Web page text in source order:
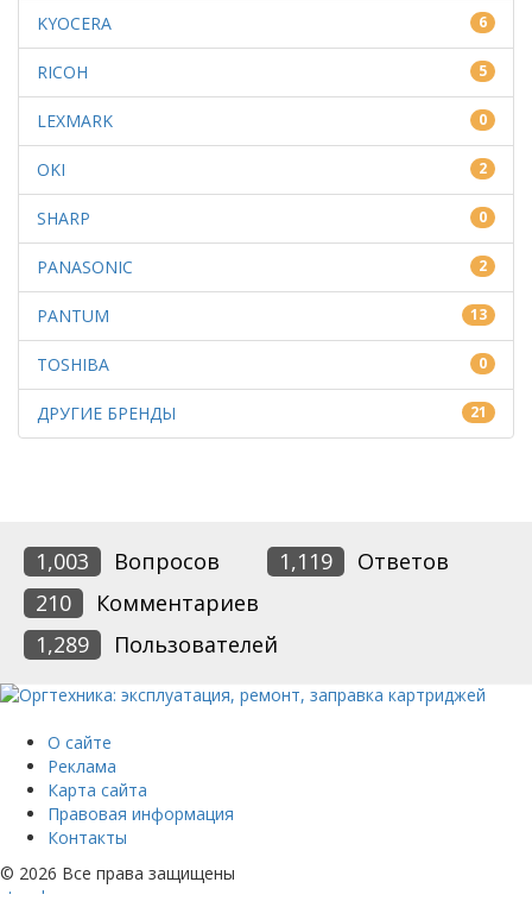
KYOCERA 6
RICOH 5
LEXMARK 0
OKI 2
SHARP 0
PANASONIC 2
PANTUM 13
TOSHIBA 0
ДРУГИЕ БРЕНДЫ 21
1,003 Вопросов 1,119
Ответов
210
Комментариев
1,289
Пользователей
О сайте
Реклама
Карта сайта
Правовая информация
Контакты
© 2026 Все права защищены